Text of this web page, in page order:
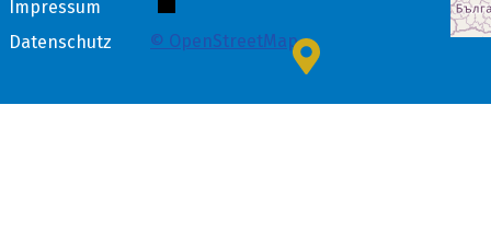
© OpenStreetMap
Impressum
Datenschutz